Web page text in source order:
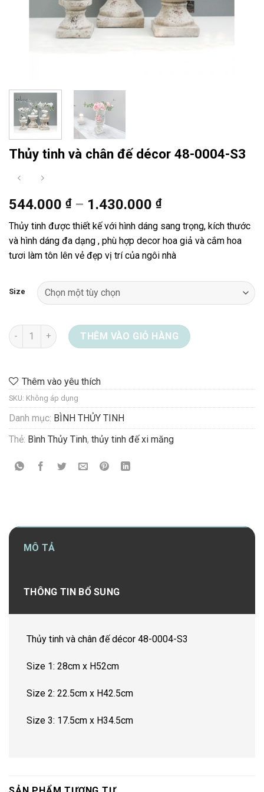
Thủy tinh và chân đế décor 48-0004-S3
544.000 ₫ – 1.430.000 ₫Khoảng
từ
544.000 ₫
đến
Thủy tinh được thiết kế với hình dáng sang trọng, kích thước
và hình dáng đa dạng , phù hợp decor hoa giả và cắm hoa
tươi làm tôn lên vẻ đẹp vị trí của ngôi nhà
Size
Thủy tinh và chân đế décor 48-0004-S3 số lượng
THÊM VÀO GIỎ HÀNG
Thêm vào yêu thích
SKU: Không áp dụng
Danh mục: BÌNH THỦY TINH
Thẻ: Bình Thủy Tinh, thủy tinh đế xi măng
MÔ TẢ
THÔNG TIN BỔ SUNG
Thủy tinh và chân đế décor 48-0004-S3
Size 1: 28cm x H52cm
Size 2: 22.5cm x H42.5cm
Size 3: 17.5cm x H34.5cm